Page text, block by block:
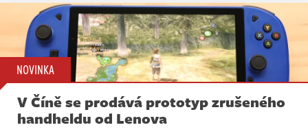
NOVINKA
V Číně se prodává prototyp zrušeného
handheldu od Lenova